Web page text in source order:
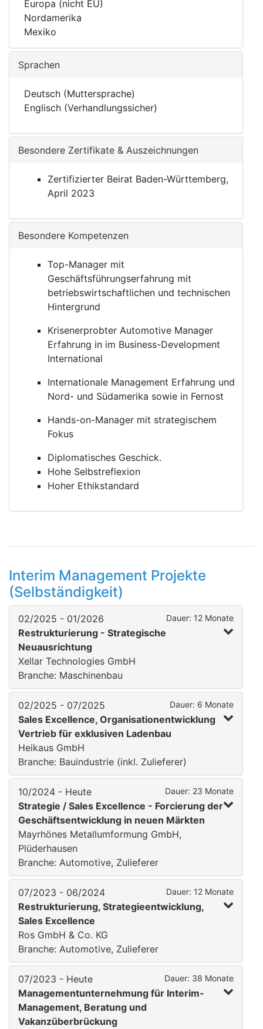
Europa (nicht EU)
Nordamerika
Mexiko
Sprachen
Deutsch (Muttersprache)
Englisch (Verhandlungssicher)
Besondere Zertifikate & Auszeichnungen
Zertifizierter Beirat Baden-Württemberg,
April 2023
Besondere Kompetenzen
Top-Manager mit
Geschäftsführungserfahrung mit
betriebswirtschaftlichen und technischen
Hintergrund
Krisenerprobter Automotive Manager
Erfahrung in im Business-Development
International
Internationale Management Erfahrung und
Nord- und Südamerika sowie in Fernost
Hands-on-Manager mit strategischem
Fokus
Diplomatisches Geschick.
Hohe Selbstreflexion
Hoher Ethikstandard
Interim Management Projekte
(Selbständigkeit)
02/2025 - 01/2026 Dauer: 12 Monate
Restrukturierung - Strategische
Neuausrichtung
Xellar Technologies GmbH
Branche: Maschinenbau
02/2025 - 07/2025 Dauer: 6 Monate
Sales Excellence, Organisationentwicklung
Vertrieb für exklusiven Ladenbau
Heikaus GmbH
Branche: Bauindustrie (inkl. Zulieferer)
10/2024 - Heute Dauer: 23 Monate
Strategie / Sales Excellence - Forcierung der
Geschäftsentwicklung in neuen Märkten
Mayrhönes Metallumformung GmbH,
Plüderhausen
Branche: Automotive, Zulieferer
07/2023 - 06/2024 Dauer: 12 Monate
Restrukturierung, Strategieentwicklung,
Sales Excellence
Ros GmbH & Co. KG
Branche: Automotive, Zulieferer
07/2023 - Heute Dauer: 38 Monate
Managementunternehmung für Interim-
Management, Beratung und
Vakanzüberbrückung